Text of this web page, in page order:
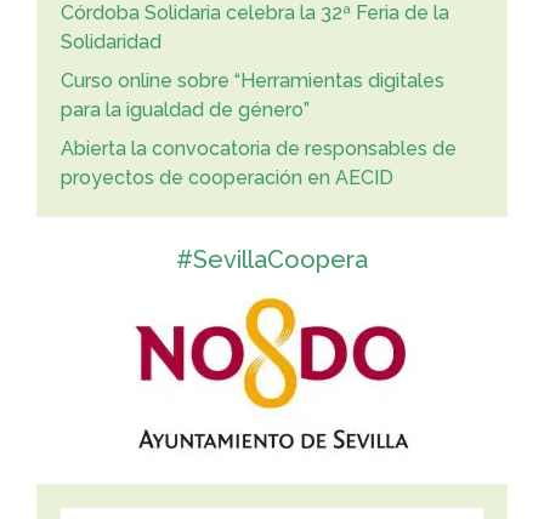
Córdoba Solidaria celebra la 32ª Feria de la
Solidaridad
Curso online sobre “Herramientas digitales
para la igualdad de género”
Abierta la convocatoria de responsables de
proyectos de cooperación en AECID
#SevillaCoopera